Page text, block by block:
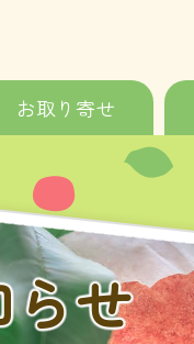
お取り寄せ
せ